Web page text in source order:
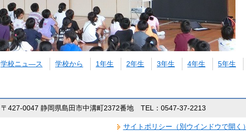
学校ニュ―ス 学校から 1年生 2年生 3年生 4年生 5年生
〒427-0047 静岡県島田市中溝町2372番地 TEL：0547-37-2213
サイトポリシー（別ウインドウで開く）